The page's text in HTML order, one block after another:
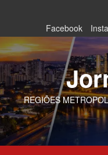
content
Facebook
REGIÕES